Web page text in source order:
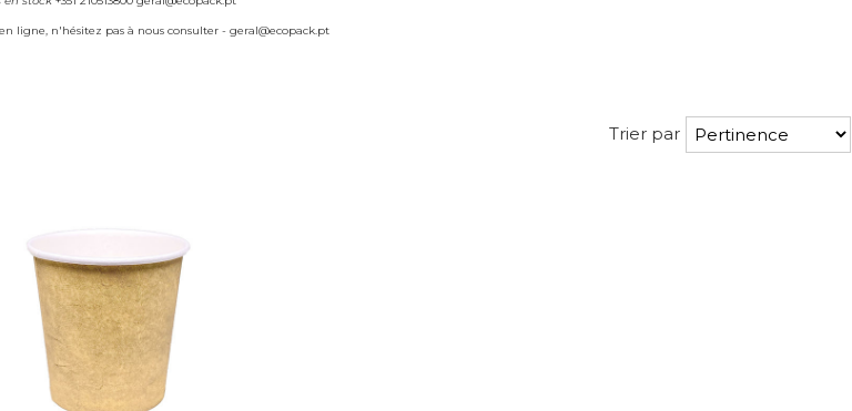
ligne, n'hésitez pas à nous consulter - geral@ecopack.pt
Trier par